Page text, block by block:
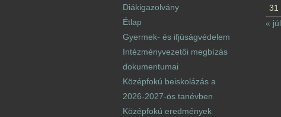
Diákigazolvány
Étlap
Gyermek- és ifjúságvédelem
Intézményvezetői megbízás
dokumentumai
Középfokú beiskolázás a
2026-2027-ös tanévben
Középfokú eredmények
31
« júl